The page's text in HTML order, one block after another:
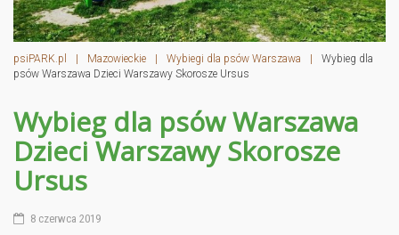
psiPARK.pl | Mazowieckie | Wybiegi dla psów Warszawa |
Wybieg dla
psów Warszawa Dzieci Warszawy Skorosze Ursus
Wybieg dla psów Warszawa
Dzieci Warszawy Skorosze
Ursus
8 czerwca 2019